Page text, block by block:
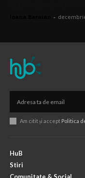
-
Am citit și accept Politica
HuB
Stiri